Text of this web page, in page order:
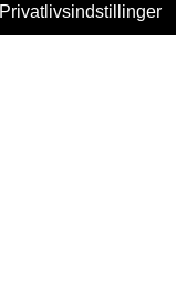
Privatlivsindstillinger